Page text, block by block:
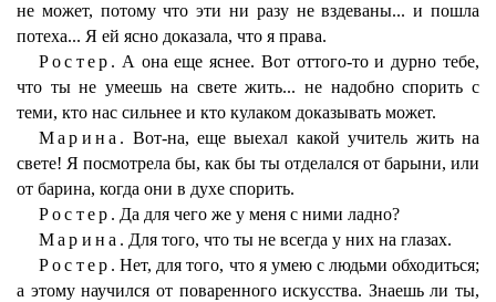
не может, потому что эти ни разу не вздеваны... и пошла
потеха... Я ей ясно доказала, что я права.
Ростер. А она еще яснее. Вот оттого-то и дурно тебе,
что ты не умеешь на свете жить... не надобно спорить с
теми, кто нас сильнее и кто кулаком доказывать может.
Марина. Вот-на, еще выехал какой учитель жить на
свете! Я посмотрела бы, как бы ты отделался от барыни, или
от барина, когда они в духе спорить.
Ростер. Да для чего же у меня с ними ладно?
Марина. Для того, что ты не всегда у них на глазах.
Ростер. Нет, для того, что я умею с людьми обходиться;
а этому научился от поваренного искусства. Знаешь ли ты,